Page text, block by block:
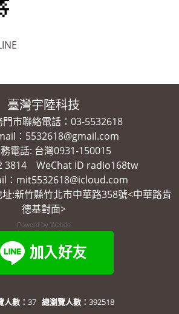
臺灣宇陸科技
門市聯絡電話：03-5532618
：5532618@gmail.com
電話: 台灣0931-150015
3814 WeChat ID radio168tw
：mit5532618@icloud.com
:新竹縣竹北市中華路358號<中華路肯
德基對面>
Powerd by Webdo
人數： 37 總瀏覽人數： 392518